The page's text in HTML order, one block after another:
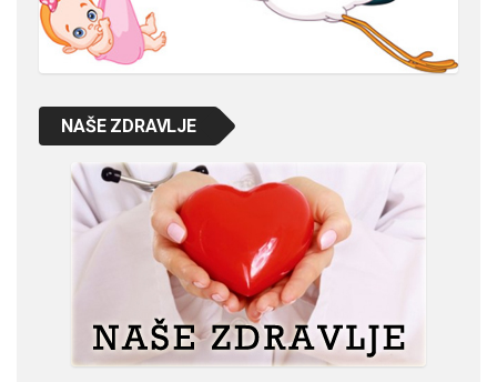
NAŠE ZDRAVLJE